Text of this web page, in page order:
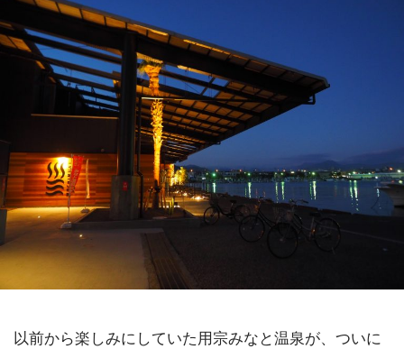
以前から楽しみにしていた用宗みなと温泉が、ついに